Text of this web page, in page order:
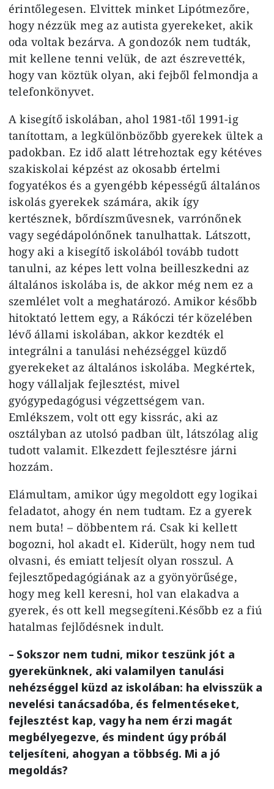
érintőlegesen. Elvittek minket Lipótmezőre,
hogy nézzük meg az autista gyerekeket, akik
oda voltak bezárva. A gondozók nem tudták,
mit kellene tenni velük, de azt észrevették,
hogy van köztük olyan, aki fejből felmondja a
telefonkönyvet.
A kisegítő iskolában, ahol 1981-től 1991-ig
tanítottam, a legkülönbözőbb gyerekek ültek a
padokban. Ez idő alatt létrehoztak egy kétéves
szakiskolai képzést az okosabb értelmi
fogyatékos és a gyengébb képességű általános
iskolás gyerekek számára, akik így
kertésznek, bőrdíszművesnek, varrónőnek
vagy segédápolónőnek tanulhattak. Látszott,
hogy aki a kisegítő iskolából tovább tudott
tanulni, az képes lett volna beilleszkedni az
általános iskolába is, de akkor még nem ez a
szemlélet volt a meghatározó. Amikor később
hitoktató lettem egy, a Rákóczi tér közelében
lévő állami iskolában, akkor kezdték el
integrálni a tanulási nehézséggel küzdő
gyerekeket az általános iskolába. Megkértek,
hogy vállaljak fejlesztést, mivel
gyógypedagógusi végzettségem van.
Emlékszem, volt ott egy kissrác, aki az
osztályban az utolsó padban ült, látszólag alig
tudott valamit. Elkezdett fejlesztésre járni
hozzám.
Elámultam, amikor úgy megoldott egy logikai
feladatot, ahogy én nem tudtam. Ez a gyerek
nem buta! – döbbentem rá. Csak ki kellett
bogozni, hol akadt el. Kiderült, hogy nem tud
olvasni, és emiatt teljesít olyan rosszul. A
fejlesztőpedagógiának az a gyönyörűsége,
hogy meg kell keresni, hol van elakadva a
gyerek, és ott kell megsegíteni.Később ez a fiú
hatalmas fejlődésnek indult.
– Sokszor nem tudni, mikor teszünk jót a
gyerekünknek, aki valamilyen tanulási
nehézséggel küzd az iskolában: ha elvisszük a
nevelési tanácsadóba, és felmentéseket,
fejlesztést kap, vagy ha nem érzi magát
megbélyegezve, és mindent úgy próbál
teljesíteni, ahogyan a többség. Mi a jó
megoldás?